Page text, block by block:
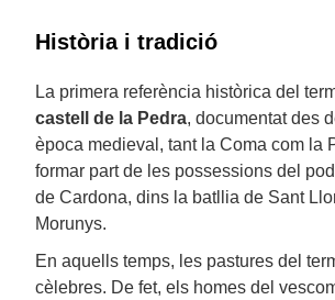
Història i tradició
La primera referència històrica del
castell de la Pedra, documentat des
època medieval, tant la Coma com la
formar part de les possessions del
de Cardona, dins la batllia de Sant
Morunys.
En aquells temps, les pastures del
cèlebres. De fet, els homes del